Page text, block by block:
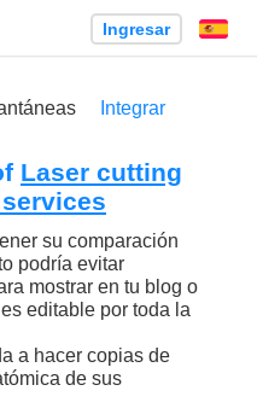
Ingresar
Integrar
Laser cutting
su comparación
podría evitar
mostrar en tu blog o
editable por toda la
a hacer copias de
de sus